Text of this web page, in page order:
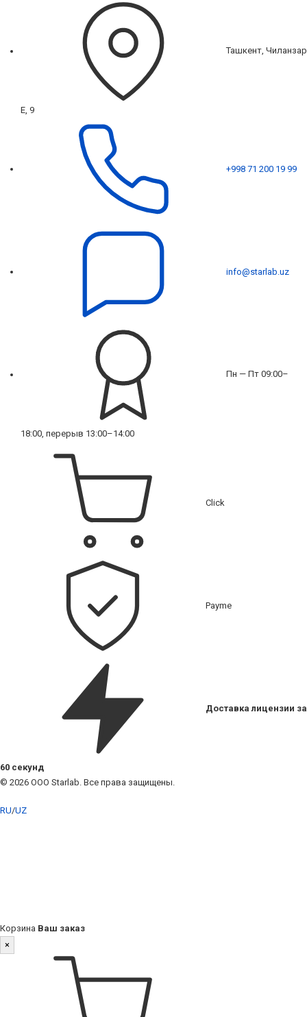
Ташкент, Чиланзар
Е, 9
+998 71 200 19 99
info@starlab.uz
Пн — Пт 09:00–
18:00, перерыв 13:00–14:00
Click
Payme
Доставка лицензии за
60 секунд
© 2026 ООО Starlab. Все права защищены.
RU/UZ
Корзина Ваш заказ
×